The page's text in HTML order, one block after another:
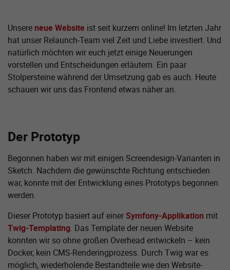
Unsere neue Website ist seit kurzem online! Im letzten Jahr
hat unser Relaunch-Team viel Zeit und Liebe investiert. Und
natürlich möchten wir euch jetzt einige Neuerungen
vorstellen und Entscheidungen erläutern. Ein paar
Stolpersteine während der Umsetzung gab es auch. Heute
schauen wir uns das Frontend etwas näher an.
Der Prototyp
Begonnen haben wir mit einigen Screendesign-Varianten in
Sketch. Nachdem die gewünschte Richtung entschieden
war, konnte mit der Entwicklung eines Prototyps begonnen
werden.
Dieser Prototyp basiert auf einerSymfony-Applikation mit
Twig-Templating. Das Template der neuen Website
konnten wir so ohne großen Overhead entwickeln – kein
Docker, kein CMS-Renderingprozess. Durch Twig war es
möglich, wiederholende Bestandteile wie den Website-